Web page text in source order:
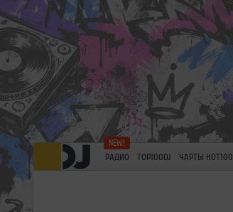
РАДИО TOP100DJ ЧАРТЫ HOT100